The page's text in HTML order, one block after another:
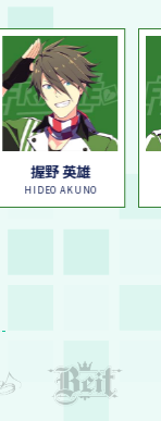
握野 英雄
HIDEO AKUNO